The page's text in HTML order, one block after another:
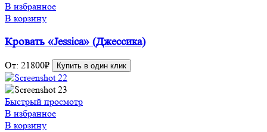
В избранное
В корзину
Кровать «Jessica» (Джессика)
От: 21800₽ Купить в один клик
Быстрый просмотр
В избранное
В корзину